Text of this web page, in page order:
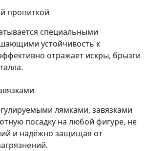
пропиткой
специальными
устойчивость к
отражает искры, брызги
лямками, завязками
посадку на любой фигуре, не
и надёжно защищая от